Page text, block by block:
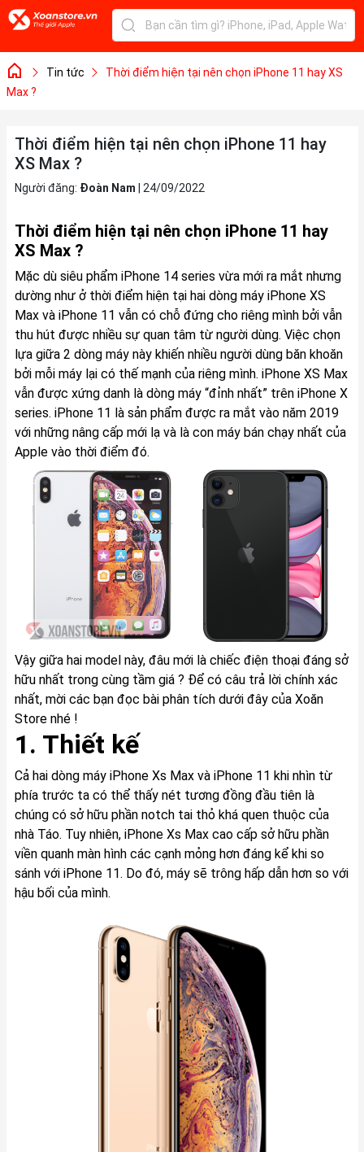
Tin tức
Thời điểm hiện tại nên chọn iPhone 11 hay XS
Max ?
Thời điểm hiện tại nên chọn iPhone 11 hay
XS Max ?
Người đăng: Đoàn Nam 24/09/2022
Thời điểm hiện tại nên chọn iPhone 11 hay
XS Max ?
Mặc dù siêu phẩm iPhone 14 series vừa mới ra mắt nhưng
dường như ở thời điểm hiện tại hai dòng máy iPhone XS
Max và iPhone 11 vẫn có chỗ đứng cho riêng mình bởi vẫn
thu hút được nhiều sự quan tâm từ người dùng. Việc chọn
lựa giữa 2 dòng máy này khiến nhiều người dùng băn khoăn
bởi mỗi máy lại có thế mạnh của riêng mình. iPhone XS Max
vẫn được xứng danh là dòng máy “đỉnh nhất” trên iPhone X
series. iPhone 11 là sản phẩm được ra mắt vào năm 2019
với những nâng cấp mới lạ và là con máy bán chạy nhất của
Apple vào thời điểm đó.
Vậy giữa hai model này, đâu mới là chiếc điện thoại đáng sở
hữu nhất trong cùng tầm giá ? Để có câu trả lời chính xác
nhất, mời các bạn đọc bài phân tích dưới đây của Xoăn
Storenhé !
1. Thiết kế
Cả hai dòng máy iPhone Xs Max và iPhone 11 khi nhìn từ
phía trước ta có thể thấy nét tương đồng đầu tiên là
chúng có sở hữu phần notch tai thỏ khá quen thuộc của
nhà Táo. Tuy nhiên, iPhone Xs Max cao cấp sở hữu phần
viền quanh màn hình các cạnh mỏng hơn đáng kể khi so
sánh với iPhone 11. Do đó, máy sẽ trông hấp dẫn hơn so với
hậu bối của mình.